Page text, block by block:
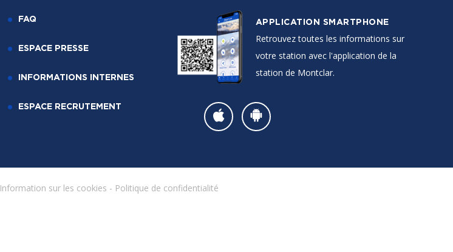
FAQ
ESPACE PRESSE
INFORMATIONS INTERNES
ESPACE RECRUTEMENT
APPLICATION SMARTPHONE
Retrouvez toutes les informations sur
votre station avec l'application de la
station de Montclar.
Information sur les cookies - Politique de confidentialité